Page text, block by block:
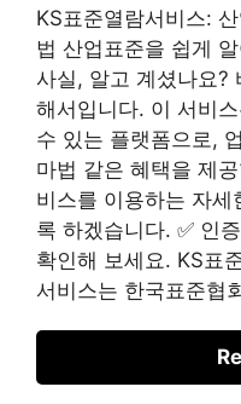
KS표준열람서비스:
법 산업표준을 쉽게
사실, 알고 계셨나요?
해서입니다. 이 서비
수 있는 플랫폼으로,
마법 같은 혜택을 제
비스를 이용하는 자
록 하겠습니다. ✅ 인
확인해 보세요. KS표
서비스는 한국표준협